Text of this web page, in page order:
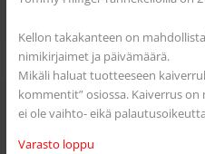
Kellon takakanteen on
nimikirjaimet ja päivämäärä.
Mikäli haluat tuotteeseen
kommentit” osiossa. Kaiverrus
ei ole vaihto- eikä
Varasto loppu